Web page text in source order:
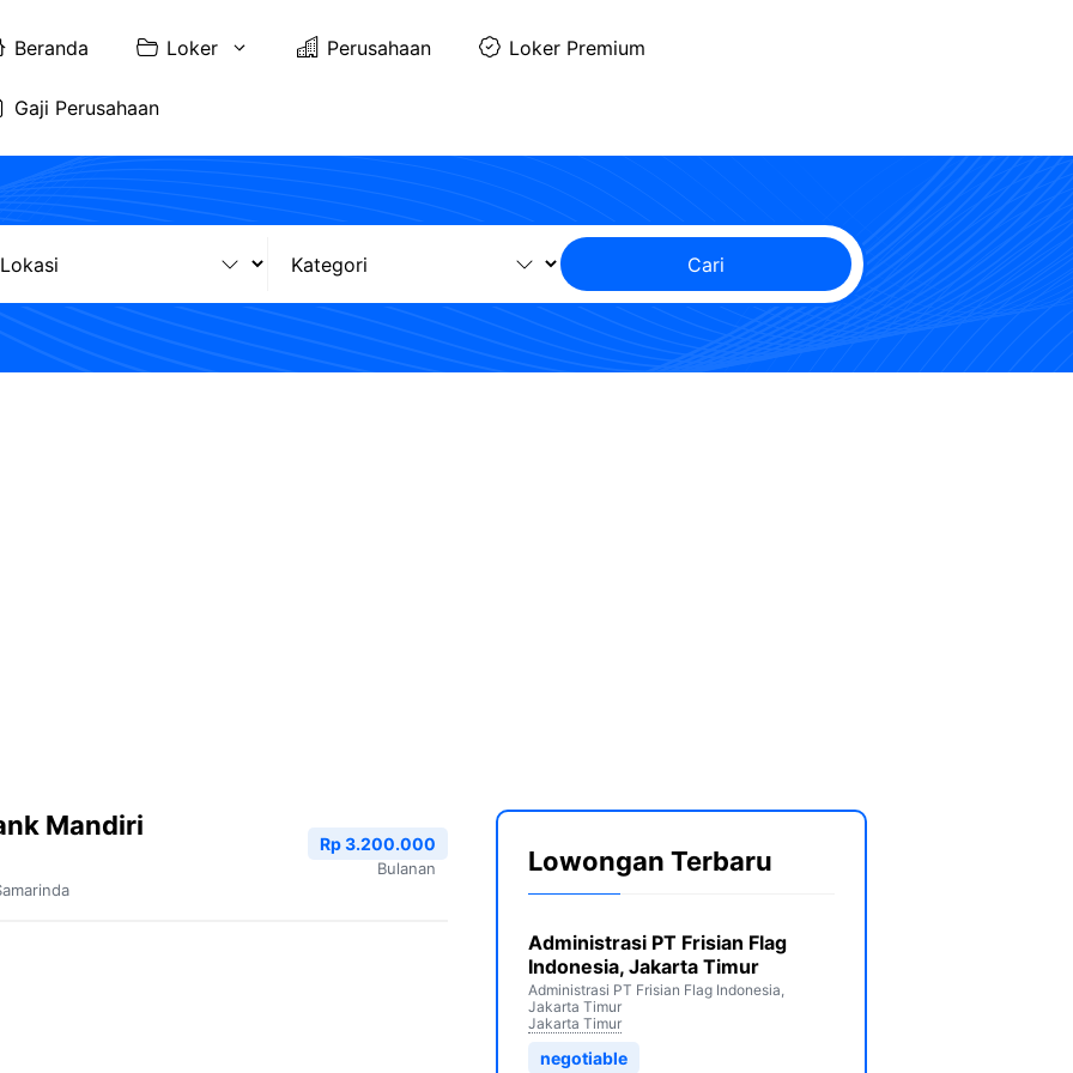
Beranda Loker Perusahaan Loker Premium
Gaji Perusahaan
Cari
Mandiri
Rp 3.200.000
Bulanan Lowongan Terbaru
Administrasi PT Frisian Flag
Indonesia, Jakarta Timur
Administrasi PT Frisian Flag Indonesia,
Jakarta Timur
Jakarta Timur
negotiable